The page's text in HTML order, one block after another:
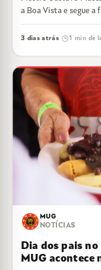
a Boa Vista e segue
3 dias atrás· 1 min de
MUG
NOTÍCIAS
Dia dos pais
MUG acontece